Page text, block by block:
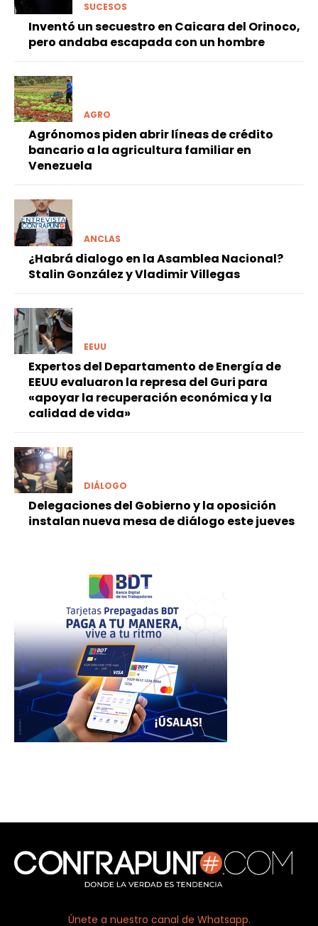
SUCESOS
Inventó un secuestro en Caicara del Orinoco,
pero andaba escapada con un hombre
AGRO
Agrónomos piden abrir líneas de crédito
bancario a la agricultura familiar en
Venezuela
ANCLAS
¿Habrá dialogo en la Asamblea Nacional?
Stalin González y Vladimir Villegas
EEUU
Expertos del Departamento de Energía de
EEUU evaluaron la represa del Guri para
«apoyar la recuperación económica y la
calidad de vida»
DIÁLOGO
Delegaciones del Gobierno y la oposición
instalan nueva mesa de diálogo este jueves
Únete a nuestro canal de Whatsapp.